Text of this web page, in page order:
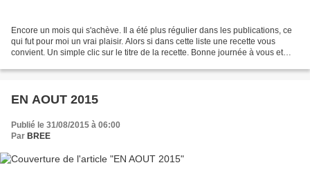
Encore un mois qui s'achève. Il a été plus régulier dans les publications, ce
qui fut pour moi un vrai plaisir. Alors si dans cette liste une recette vous
convient. Un simple clic sur le titre de la recette. Bonne journée à vous et
EN AOUT 2015
Publié le 31/08/2015 à 06:00
Par BREE